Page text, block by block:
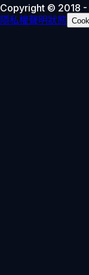
Copyright © 2018 -
隱私權聲明狀態